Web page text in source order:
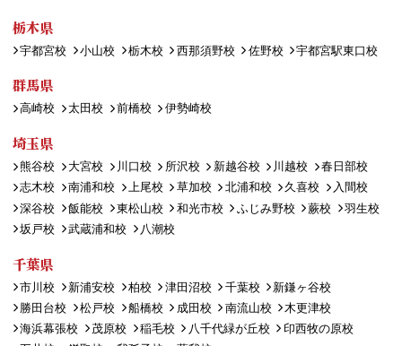
栃木県
宇都宮校 小山校 栃木校 西那須野校 佐野校 宇都宮駅東口校
群馬県
高崎校 太田校 前橋校 伊勢崎校
埼玉県
熊谷校 大宮校 川口校 所沢校 新越谷校 川越校
春日部校
志木校
南浦和校 上尾校 草加校 北浦和校 久喜校
入間校
深谷校
飯能校 東松山校 和光市校 ふじみ野校 蕨校
羽生校
坂戸校
武蔵浦和校 八潮校
千葉県
市川校 新浦安校 柏校 津田沼校 千葉校
新鎌ヶ谷校
勝田台校
松戸校 船橋校 成田校 南流山校
木更津校
海浜幕張校
茂原校 稲毛校 八千代緑が丘校
印西牧の原校